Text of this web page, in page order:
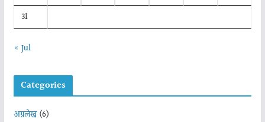
31
« Jul
Categories
अग्रलेख(6)